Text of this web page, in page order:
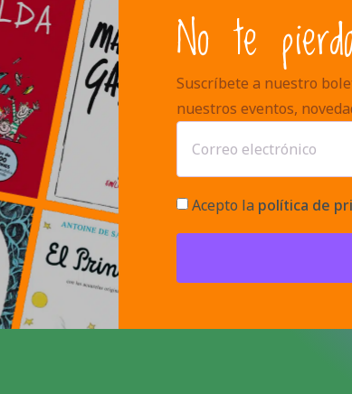
No te
Suscríbete a nuestro
nuestros eventos,
Acepto la política de